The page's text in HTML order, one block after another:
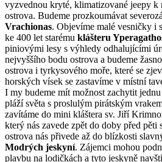
vyzvednou kryté, klimatizované jeepy k
ostrova. Budeme prozkoumávat
Vrachionas. Objevíme malé vesničky i
ke 400 let starému klášteru
piniovými lesy s výhledy odhalujícími
nejvyššího bodu ostrova a budeme
ostrova i tyrkysového moře, které se
horských vísek se zastavíme v místní
I my budeme mít možnost zachytit
pláží světa s proslulým pirátským
zavítáme do mini kláštera sv. Jiří
který nás zavede zpět do doby před pěti
ostrova nás přivede až do blízkosti
Modrých jeskyní. Zájemci mohou
plavbu na lodičkách a tyto jeskyně